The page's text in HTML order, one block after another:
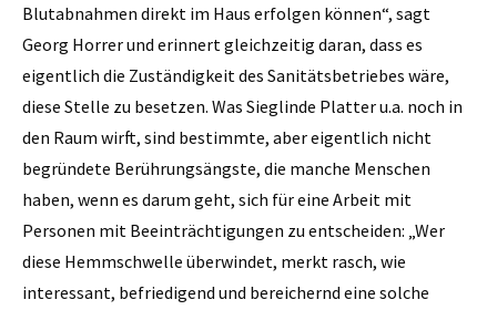
Blutabnahmen direkt im Haus erfolgen können“, sagt
Georg Horrer und erinnert gleichzeitig daran, dass es
eigentlich die Zuständigkeit des Sanitätsbetriebes wäre,
diese Stelle zu besetzen. Was Sieglinde Platter u.a. noch in
den Raum wirft, sind bestimmte, aber eigentlich nicht
begründete Berührungsängste, die manche Menschen
haben, wenn es darum geht, sich für eine Arbeit mit
Personen mit Beeinträchtigungen zu entscheiden: „Wer
diese Hemmschwelle überwindet, merkt rasch, wie
interessant, befriedigend und bereichernd eine solche